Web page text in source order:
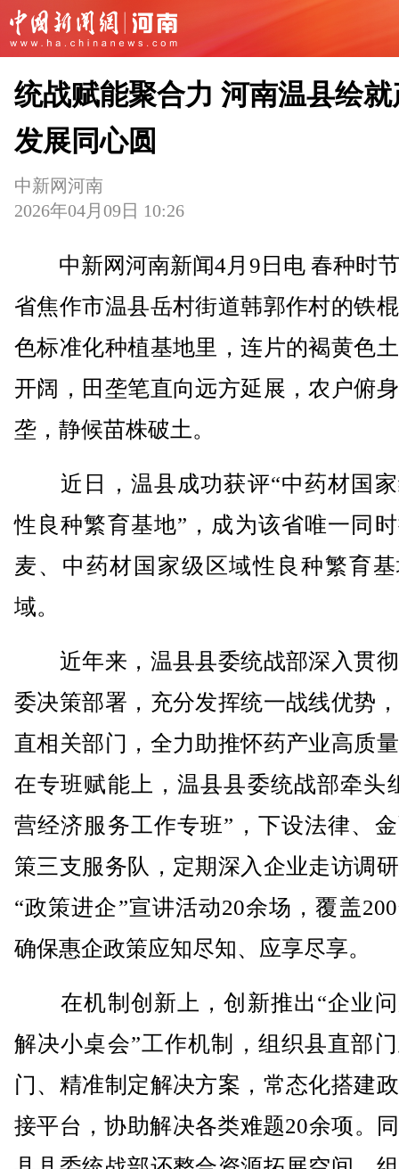
统战赋能聚合力 河南温县绘就
发展同心圆
中新网河南
2026年04月09日 10:26
中新网河南新闻4月9日电 春种时
省焦作市温县岳村街道韩郭作村的铁
色标准化种植基地里，连片的褐黄色
开阔，田垄笔直向远方延展，农户俯
垄，静候苗株破土。
近日，温县成功获评“中药材国家
性良种繁育基地”，成为该省唯一同
麦、中药材国家级区域性良种繁育
域。
近年来，温县县委统战部深入贯
委决策部署，充分发挥统一战线优势
直相关部门，全力助推怀药产业高质
在专班赋能上，温县县委统战部牵头
营经济服务工作专班”，下设法律、
策三支服务队，定期深入企业走访调
“政策进企”宣讲活动20余场，覆盖
确保惠企政策应知尽知、应享尽享。
在机制创新上，创新推出“企业问
解决小桌会”工作机制，组织县直部
门、精准制定解决方案，常态化搭建
接平台，协助解决各类难题20余项。